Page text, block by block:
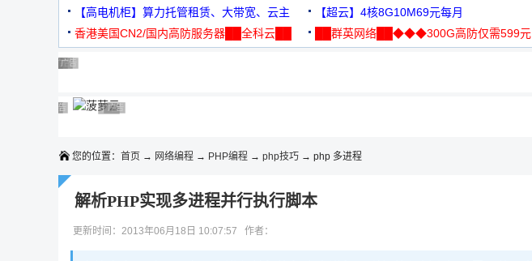
88元/月
【高电机柜】算力托管租赁、大带宽、云主
机
【超云】4核8G10M69元每月
香港美国CN2/国内高防服务器██全科云██
██群英网络██◆◆◆300G高防仅需599元
广告 商业广告，理性选择
广告 商业广告，理性选择
广告 商业广告，理性选择
广告 商业广告，理性选择
广告 商业广告，理性选择
广告 商业广告，理性选择
广告 商业广告，理性选择
广告 商业广告，理性选择广告 商业广告，理性选择
广告 商业广告，理性选择
您的位置： 首页 → 网络编程 → PHP编程 → php技巧 → php 多进程
解析PHP实现多进程并行执行脚本
更新时间：2013年06月18日 10:07:57 作者：